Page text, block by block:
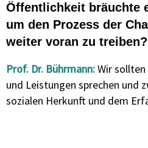
Öffentlichkeit bräuchte
um den Prozess der
weiter voran zu treiben?
Prof. Dr. Bührmann:Wir
und Leistungen sprechen und
sozialen Herkunft und dem